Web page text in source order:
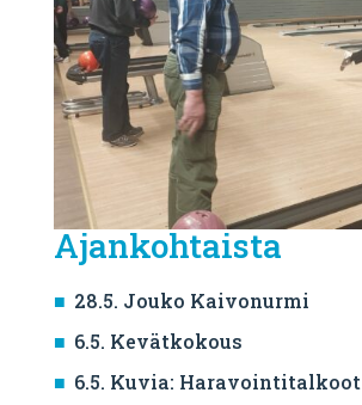
Ajankohtaista
28.5. Jouko Kaivonurmi
6.5. Kevätkokous
6.5. Kuvia: Haravointitalkoot